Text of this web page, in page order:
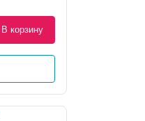
В корзину